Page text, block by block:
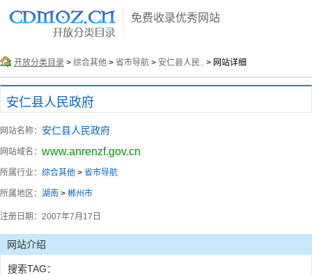
免费收录优秀网站
开放分类目录 > 综合其他 > 省市导航 > 安仁县人民.. > 网站详细
安仁县人民政府
网站名称： 安仁县人民政府
网站域名： www.anrenzf.gov.cn
所属行业： 综合其他 > 省市导航
所属地区： 湖南 > 郴州市
注册日期： 2007年7月17日
网站介绍
搜索TAG：